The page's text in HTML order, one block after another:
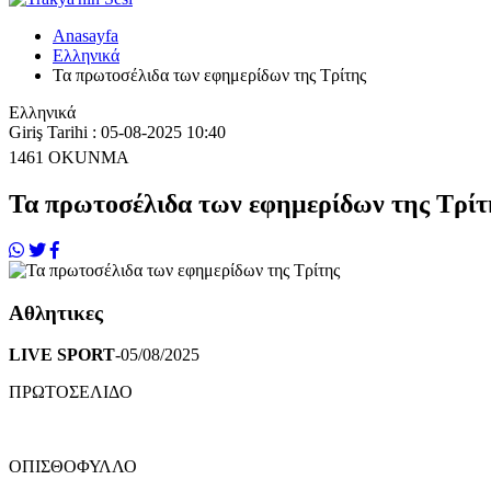
Anasayfa
Ελληνικά
Τα πρωτοσέλιδα των εφημερίδων της Τρίτης
Ελληνικά
Giriş Tarihi : 05-08-2025 10:40
1461 OKUNMA
Τα πρωτοσέλιδα των εφημερίδων της
Αθλητικες
LIVE SPORT-05/08/2025
ΠΡΩΤΟΣΕΛΙΔΟ
ΟΠΙΣΘΟΦΥΛΛΟ